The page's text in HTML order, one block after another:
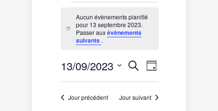
Évènements
for
septembre
2023
Notice
Aucun évènements planifié
pour 13 septembre 2023.
Passer auxévènements
suivants .
Recherche
de
RechercheNavigation
de
vues
Évènement
Jour
13/09/2023
une
date.Jour précédent Jour suivant